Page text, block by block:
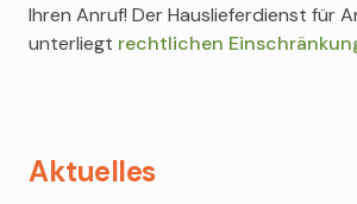
Ihren Anruf! Der Hauslieferdienst für
unterliegt rechtlichen
Aktuelles